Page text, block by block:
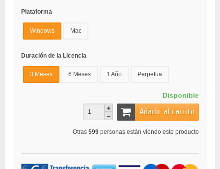
Plataforma
Windows Mac
Duración de la Licencia
3 Meses 6 Meses 1 Año Perpetua
Disponible
Añadir al carrito
Otras 599 personas están viendo este producto